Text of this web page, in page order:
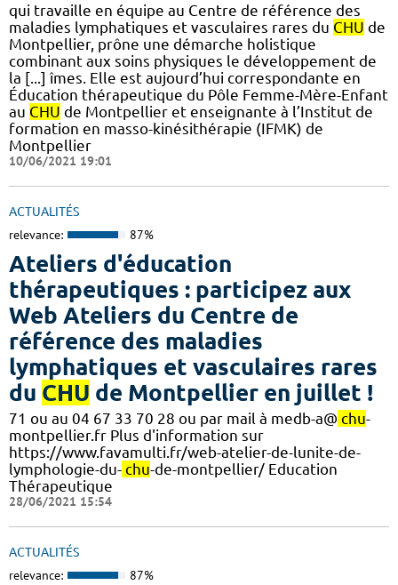
qui travaille en équipe au Centre de référence des
maladies lymphatiques et vasculaires rares du CHU de
Montpellier, prône une démarche holistique
combinant aux soins physiques le développement de
la [...] îmes. Elle est aujourd’hui correspondante en
Éducation thérapeutique du Pôle Femme-Mère-Enfant
au CHU de Montpellier et enseignante à l’Institut de
formation en masso-kinésithérapie (IFMK) de
Montpellier
10/06/2021 19:01
ACTUALITÉS
relevance: 87%
Ateliers d'éducation
thérapeutiques : participez aux
Web Ateliers du Centre de
référence des maladies
lymphatiques et vasculaires rares
du CHU de Montpellier en juillet !
71 ou au 04 67 33 70 28 ou par mail à medb-a@ chu-
montpellier.fr Plus d'information sur
https://www.favamulti.fr/web-atelier-de-lunite-de-
lymphologie-du- chu-de-montpellier/ Education
Thérapeutique
28/06/2021 15:54
ACTUALITÉS
relevance: 87%